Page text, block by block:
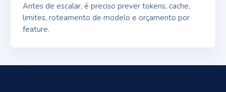
Antes de escalar, é preciso prever tokens, cache,
limites, roteamento de modelo e orçamento por
feature.